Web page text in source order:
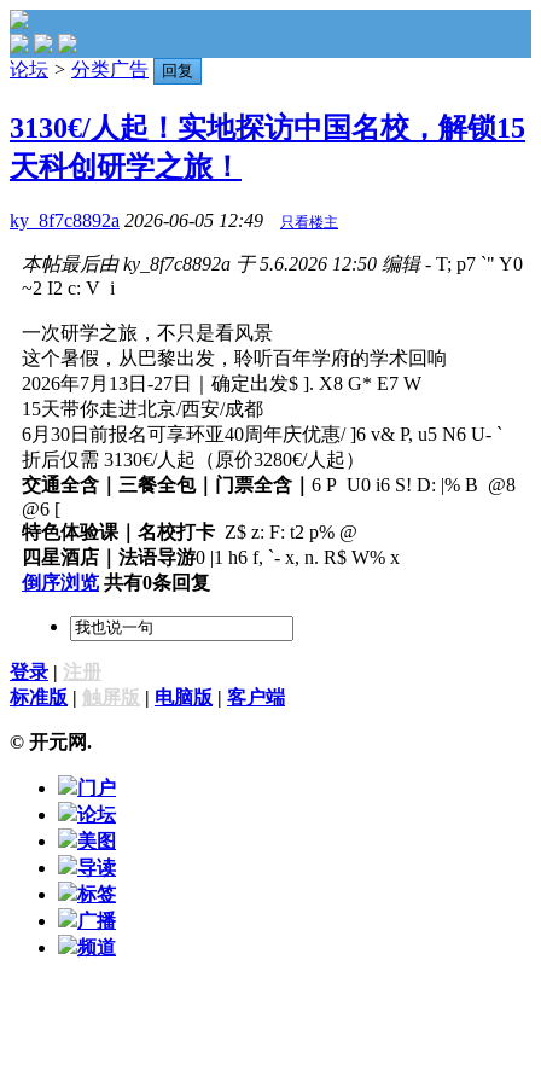
论坛 > 分类广告 回复
3130€/人起！实地探访中国名校，解锁15
天科创研学之旅！
ky_8f7c8892a 2026-06-05 12:49 只看楼主
本帖最后由 ky_8f7c8892a 于 5.6.2026 12:50 编辑- T; p7 `" Y0
~2 I2 c: V i
一次研学之旅，不只是看风景
这个暑假，从巴黎出发，聆听百年学府的学术回响
2026年7月13日-27日｜确定出发$ ]. X8 G* E7 W
15天带你走进北京/西安/成都
6月30日前报名可享环亚40周年庆优惠/ ]6 v& P, u5 N6 U- `
折后仅需 3130€/人起（原价3280€/人起）
交通全含｜三餐全包｜门票全含｜ 6 P U0 i6 S! D: |% B @8
@6 [
特色体验课｜名校打卡 Z$ z: F: t2 p% @
四星酒店｜法语导游0 |1 h6 f, `- x, n. R$ W% x
倒序浏览 共有0条回复
登录 | 注册
标准版 | 触屏版 | 电脑版 | 客户端
© 开元网.
门户
论坛
美图
导读
标签
广播
频道